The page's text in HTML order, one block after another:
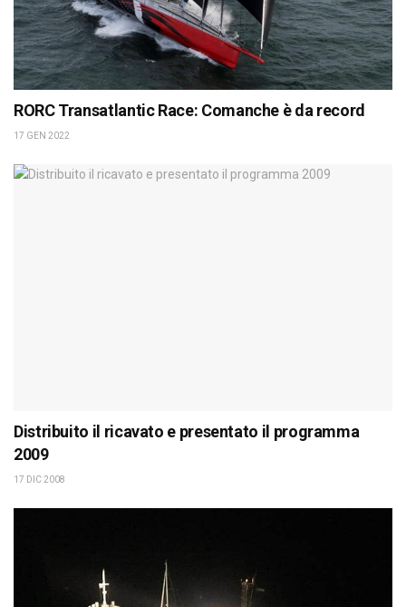
RORC Transatlantic Race: Comanche è da record
17 GEN 2022
Distribuito il ricavato e presentato il programma
2009
17 DIC 2008